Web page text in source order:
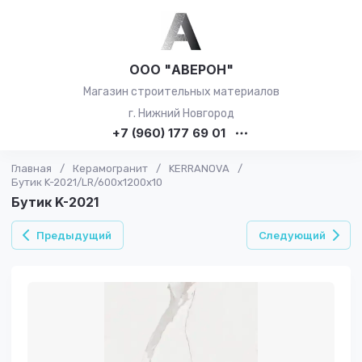
ООО "АВЕРОН"
Магазин строительных материалов
г. Нижний Новгород
+7 (960) 177 69 01
Главная / Керамогранит / KERRANOVA
/
Бутик K-2021/LR/600x1200x10
Бутик K-2021
Предыдущий Следующий